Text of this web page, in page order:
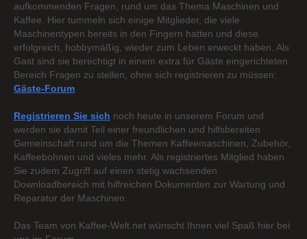
aufkommenden Fragen, rund um das Thema Maschinen und
Kaffee. Hier tummeln sich einige Mitglieder, die viele
Maschinentypen bereits in den Fingern hatten und diese
erfolgreich, hobbymäßig, wieder zum Leben erweckt haben. Als
Gast sind sie berechtigt in einem extra für Gäste eingerichteten
Bereich Fragen zu stellen, ohne sich registrieren zu müssen:
Gäste-Forum
Registrieren Sie sich noch heute in unserem Forum und
werden sie damit Teil einer freundlichen und hilfsbereiten
Gemeinschaft rund um die Themen Kaffeemaschinen, Zubehör,
Kaffeebohnen und vieles mehr. Als registriertes Mitglied haben
Sie zudem Zugriff auf einen stetig wachsenden
Downloadbereich mit hilfreichen Dokumenten zur Wartung und
Reparatur der Maschinen.
Das Team von Kaffee-Welt.net wünscht Ihnen viel Spaß hier bei